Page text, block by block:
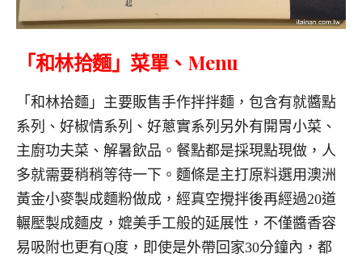
「和林拾麵」菜單、 Menu
「和林拾麵」主要販售手作拌拌麵，包含有就醬點
系列、好椒情系列、好蔥實系列另外有開胃小菜、
主廚功夫菜、解暑飲品。餐點都是採現點現做，人
多就需要稍稍等待一下。麵條是主打原料選用澳洲
黃金小麥製成麵粉做成，經真空攪拌後再經過20道
輾壓製成麵皮，媲美手工般的延展性，不僅醬香容
易吸附也更有Q度，即使是外帶回家30分鐘內，都